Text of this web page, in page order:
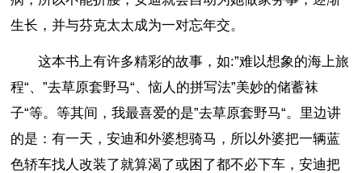
生长，并与芬克太太成为一对忘年交。
这本书上有许多精彩的故事，如:”难以想象的海上旅
程“、”去草原套野马“、恼人的拼写法”美妙的储蓄袜
子“等。等其间，我最喜爱的是”去草原套野马“。里边讲
的是：有一天，安迪和外婆想骑马，所以外婆把一辆蓝
色轿车找人改装了就算渴了或困了都不必下车，安迪把